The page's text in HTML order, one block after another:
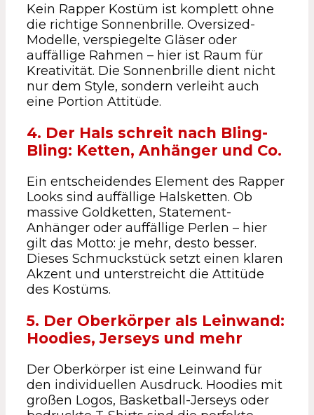
Kein Rapper Kostüm ist komplett ohne
die richtige Sonnenbrille. Oversized-
Modelle, verspiegelte Gläser oder
auffällige Rahmen – hier ist Raum für
Kreativität. Die Sonnenbrille dient nicht
nur dem Style, sondern verleiht auch
eine Portion Attitüde.
4. Der Hals schreit nach Bling-
Bling: Ketten, Anhänger und Co.
Ein entscheidendes Element des Rapper
Looks sind auffällige Halsketten. Ob
massive Goldketten, Statement-
Anhänger oder auffällige Perlen – hier
gilt das Motto: je mehr, desto besser.
Dieses Schmuckstück setzt einen klaren
Akzent und unterstreicht die Attitüde
des Kostüms.
5. Der Oberkörper als Leinwand:
Hoodies, Jerseys und mehr
Der Oberkörper ist eine Leinwand für
den individuellen Ausdruck. Hoodies mit
großen Logos, Basketball-Jerseys oder